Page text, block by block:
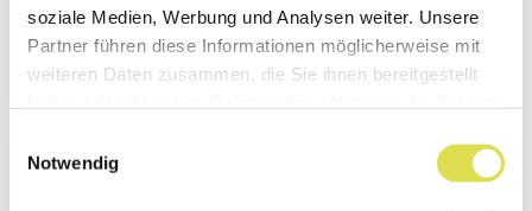
soziale Medien, Werbung und Analysen weiter. Unsere
Partner führen diese Informationen möglicherweise mit
weiteren Daten zusammen, die Sie ihnen bereitgestellt
Notwendig
Weiterlesen...